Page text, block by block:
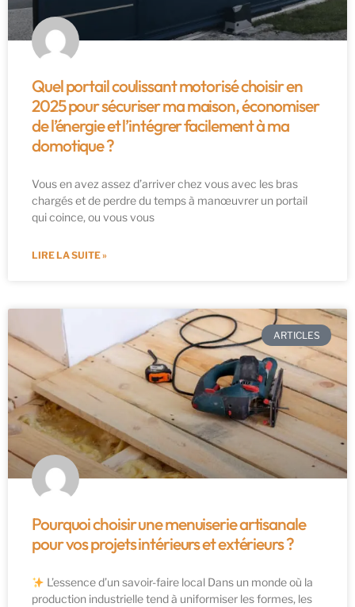
Quel portail coulissant motorisé choisir en
2025 pour sécuriser ma maison, économiser
de l’énergie et l’intégrer facilement à ma
domotique ?
Vous en avez assez d’arriver chez vous avec les bras
chargés et de perdre du temps à manœuvrer un portail
qui coince, ou vous vous
LIRE LA SUITE »
ARTICLES
Pourquoi choisir une menuiserie artisanale
pour vos projets intérieurs et extérieurs ?
L’essence d’un savoir-faire local Dans un monde où la
production industrielle tend à uniformiser les formes, les